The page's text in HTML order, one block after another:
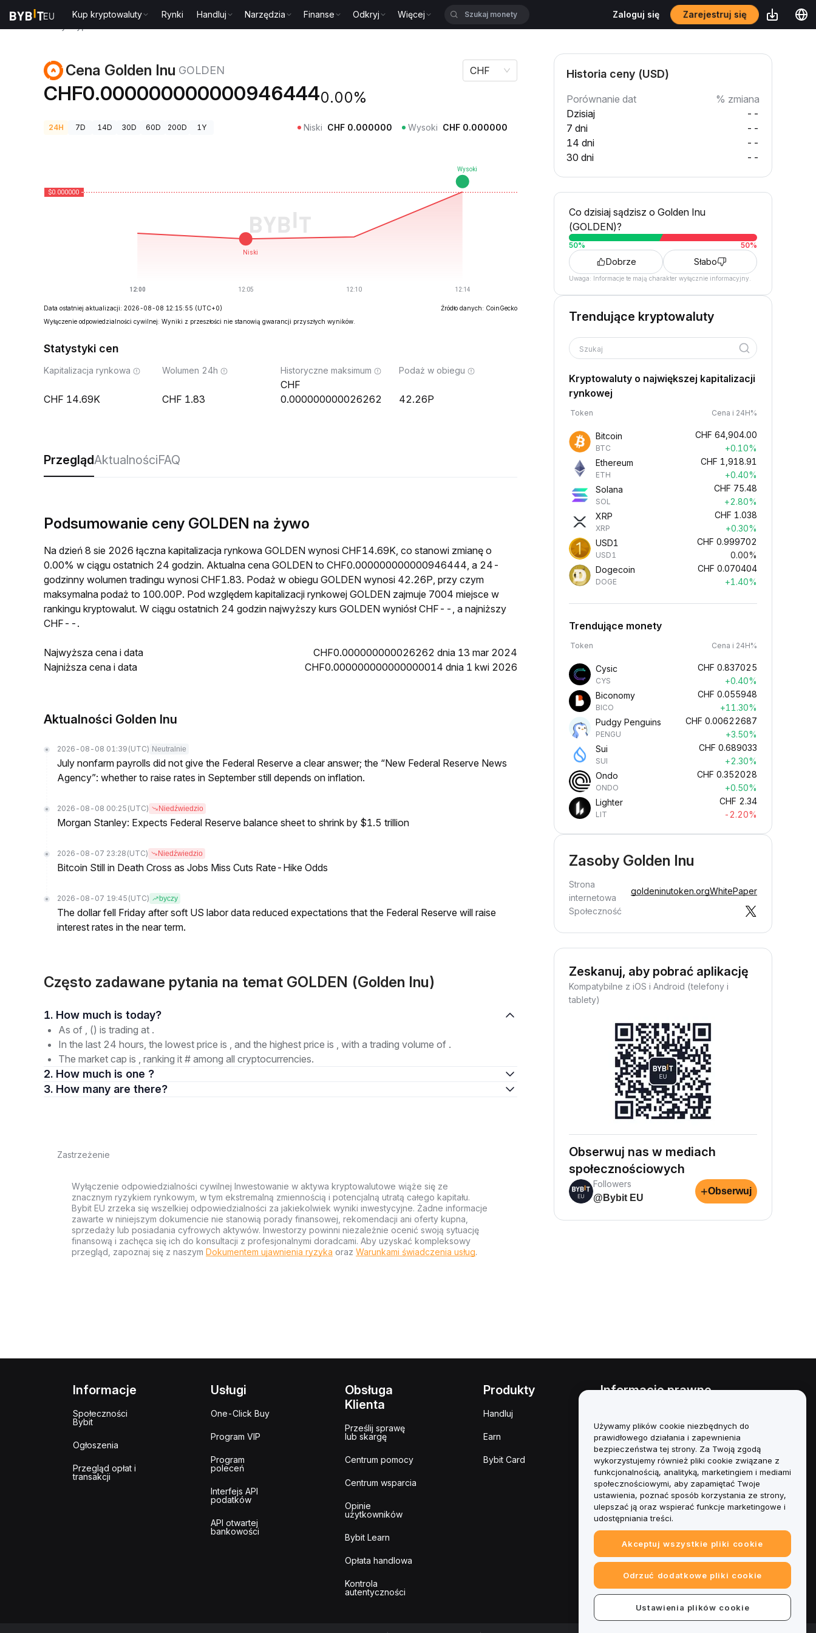
Kup kryptowaluty Rynki Handluj Narzędzia Finanse Odkryj Więcej Zaloguj się Zarejestruj się
Cena Golden Inu GOLDEN
CHF0.0000000000009464440.00%
CHF
24H 7D 14D 30D 60D 200D 1Y Niski CHF 0.000000 Wysoki CHF 0.000000
Data ostatniej aktualizacji: 2026-08-08 12:15:55 (UTC+0)
Źródło danych: CoinGecko
Wyłączenie odpowiedzialności cywilnej: Wyniki z przeszłości nie stanowią gwarancji przyszłych wyników.
Statystyki cen
Kapitalizacja rynkowa
14.69K
Wolumen 24h
1.83
Historyczne maksimum
0.000000000026262
Podaż w obiegu
42.26P
PrzeglądAktualnościFAQ
Podsumowanie ceny GOLDEN na żywo
Na dzień 8 sie 2026 łączna kapitalizacja rynkowa GOLDEN wynosi CHF14.69K, co stanowi zmianę o
0.00% w ciągu ostatnich 24 godzin. Aktualna cena GOLDEN to CHF0.000000000000946444, a 24-
godzinny wolumen tradingu wynosi CHF1.83. Podaż w obiegu GOLDEN wynosi 42.26P, przy czym
maksymalna podaż to 100.00P. Pod względem kapitalizacji rynkowej GOLDEN zajmuje 7004 miejsce w
rankingu kryptowalut. W ciągu ostatnich 24 godzin najwyższy kurs GOLDEN wyniósł CHF--, a najniższy
CHF--.
Najwyższa cena i data
CHF0.000000000026262 dnia 13 mar 2024
Najniższa cena i data
CHF0.000000000000000014 dnia 1 kwi 2026
Aktualności Golden Inu
2026-08-08 01:39 (UTC) Neutralnie
July nonfarm payrolls did not give the Federal Reserve a clear answer; the “New Federal Reserve News
Agency”: whether to raise rates in September still depends on inflation.
2026-08-08 00:25 (UTC) Niedźwiedzio
Morgan Stanley: Expects Federal Reserve balance sheet to shrink by $1.5 trillion
2026-08-07 23:28 (UTC) Niedźwiedzio
Bitcoin Still in Death Cross as Jobs Miss Cuts Rate-Hike Odds
2026-08-07 19:45 (UTC) byczy
The dollar fell Friday after soft US labor data reduced expectations that the Federal Reserve will raise
interest rates in the near term.
Często zadawane pytania na temat GOLDEN (Golden Inu)
1. How much is today?
As of , () is trading at .
In the last 24 hours, the lowest price is , and the highest price is , with a trading volume of .
The market cap is , ranking it # among all cryptocurrencies.
2. How much is one ?
3. How many are there?
Zastrzeżenie
Wyłączenie odpowiedzialności cywilnej Inwestowanie w aktywa kryptowalutowe wiąże się ze
znacznym ryzykiem rynkowym, w tym ekstremalną zmiennością i potencjalną utratą całego kapitału.
Bybit EU zrzeka się wszelkiej odpowiedzialności za jakiekolwiek wyniki inwestycyjne. Żadne informacje
zawarte w niniejszym dokumencie nie stanowią porady finansowej, rekomendacji ani oferty kupna,
sprzedaży lub posiadania cyfrowych aktywów. Inwestorzy powinni niezależnie ocenić swoją sytuację
finansową i zachęca się ich do konsultacji z profesjonalnymi doradcami. Aby uzyskać kompleksowy
przegląd, zapoznaj się z naszym Dokumentem ujawnienia ryzyka oraz Warunkami świadczenia usług.
Historia ceny (USD)
Porównanie dat
% zmiana
Dzisiaj
--
7 dni
--
14 dni
--
30 dni
--
Co dzisiaj sądzisz o Golden Inu
(GOLDEN)?
50% 50%
Dobrze Słabo
Uwaga: Informacje te mają charakter wyłącznie informacyjny.
Trendujące kryptowaluty
Szukaj
Kryptowaluty o największej kapitalizacji
rynkowej
Token Cena i 24H%
Bitcoin
BTC
CHF 64,904.00
+0.10%
Ethereum
ETH
CHF 1,918.91
+0.40%
Solana
SOL
CHF 75.48
+2.80%
XRP
XRP
CHF 1.038
+0.30%
USD1
USD1
CHF 0.999702
0.00%
Dogecoin
DOGE
CHF 0.070404
+1.40%
Trendujące monety
Token Cena i 24H%
Cysic
CYS
CHF 0.837025
+0.40%
Biconomy
BICO
CHF 0.055948
+11.30%
Pudgy Penguins
PENGU
CHF 0.00622687
+3.50%
Sui
SUI
CHF 0.689033
+2.30%
Ondo
ONDO
CHF 0.352028
+0.50%
Lighter
LIT
CHF 2.34
-2.20%
Zasoby Golden Inu
Strona
internetowa
goldeninutoken.orgWhitePaper
Społeczność
Zeskanuj, aby pobrać aplikację
Kompatybilne z iOS i Android (telefony i
tablety)
Obserwuj nas w mediach
społecznościowych
Followers
@Bybit EU
+Obserwuj
Informacje
Społeczności
Bybit
Ogłoszenia
Przegląd opłat i
transakcji
Usługi
One-Click Buy
Program VIP
Program
poleceń
Interfejs API
podatków
API otwartej
bankowości
Obsługa
Klienta
Prześlij sprawę
lub skargę
Centrum pomocy
Centrum wsparcia
Opinie
użytkowników
Bybit Learn
Opłata handlowa
Kontrola
autentyczności
Produkty
Handluj
Earn
Bybit Card
Informacje prawne
interesów
Podsumowanie polityki
powiernictwa i zarządzania
Informacje ESG
Biuletyny informacyjne
kryptoaktywów
Używamy plików cookie niezbędnych do
prawidłowego działania i zapewnienia
bezpieczeństwa tej strony. Za Twoją zgodą
wykorzystujemy również pliki cookie związane z
funkcjonalnością, analityką, marketingiem i mediami
społecznościowymi, aby zapamiętać Twoje
ustawienia, poznać sposób korzystania ze strony,
ulepszać ją oraz wspierać funkcje marketingowe i
udostępniania treści.
Akceptuj wszystkie pliki cookie
Odrzuć dodatkowe pliki cookie
Ustawienia plików cookie